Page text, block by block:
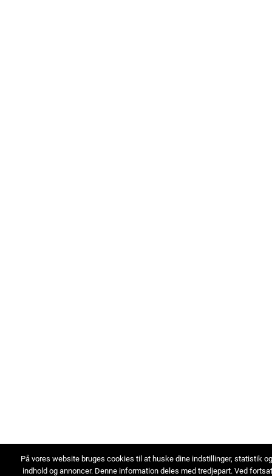
På vores website bruges cookies til at huske dine indstillinger, statistik
indhold og annoncer. Denne information deles med tredjepart. Ved